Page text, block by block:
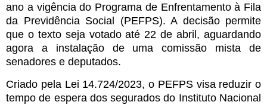
ano a vigência do Programa de Enfrentamento à Fila
da Previdência Social (PEFPS). A decisão permite
que o texto seja votado até 22 de abril, aguardando
agora a instalação de uma comissão mista de
senadores e deputados.
Criado pela Lei 14.724/2023, o PEFPS visa reduzir o
tempo de espera dos segurados do Instituto Nacional